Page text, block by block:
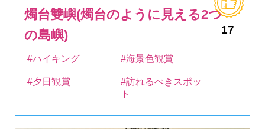
燭台雙嶼(燭台のように見える2つ
の島嶼)
17
#ハイキング #海景色観賞
#夕日観賞
#訪れるべきスポッ
ト